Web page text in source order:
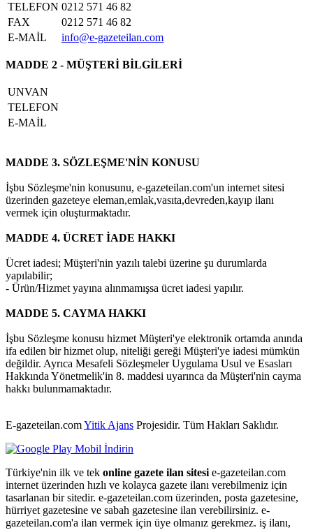
TELEFON 0212 571 46 82
FAX
0212 571 46 82
E-MAİL
info@e-gazeteilan.com
MADDE 2 - MÜŞTERİ BİLGİLERİ
UNVAN
TELEFON
E-MAİL
MADDE 3. SÖZLEŞME'NİN KONUSU
İşbu Sözleşme'nin konusunu, e-gazeteilan.com'un internet sitesi
üzerinden gazeteye eleman,emlak,vasıta,devreden,kayıp ilanı
vermek için oluşturmaktadır.
MADDE 4. ÜCRET İADE HAKKI
Ücret iadesi; Müşteri'nin yazılı talebi üzerine şu durumlarda
yapılabilir;
- Ürün/Hizmet yayına alınmamışsa ücret iadesi yapılır.
MADDE 5. CAYMA HAKKI
İşbu Sözleşme konusu hizmet Müşteri'ye elektronik ortamda anında
ifa edilen bir hizmet olup, niteliği gereği Müşteri'ye iadesi mümkün
değildir. Ayrıca Mesafeli Sözleşmeler Uygulama Usul ve Esasları
Hakkında Yönetmelik'in 8. maddesi uyarınca da Müşteri'nin cayma
hakkı bulunmamaktadır.
E-gazeteilan.comYitik Ajans Projesidir. Tüm Hakları Saklıdır.
Türkiye'nin ilk ve tek online gazete ilan sitesi e-gazeteilan.com
internet üzerinden hızlı ve kolayca gazete ilanı verebilmeniz için
tasarlanan bir sitedir. e-gazeteilan.com üzerinden, posta gazetesine,
hürriyet gazetesine ve sabah gazetesine ilan verebilirsiniz. e-
gazeteilan.com'a ilan vermek için üye olmanız gerekmez. iş ilanı,